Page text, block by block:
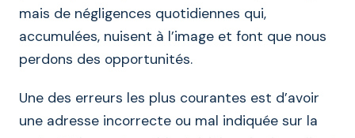
mais de négligences quotidiennes qui,
accumulées, nuisent à l’image et font que nous
perdons des opportunités.
Une des erreurs les plus courantes est d’avoir
une adresse incorrecte ou mal indiquée sur la